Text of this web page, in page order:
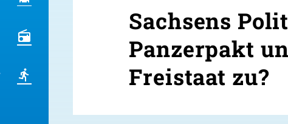
Sachsens
Panzerpakt
Freistaat zu?